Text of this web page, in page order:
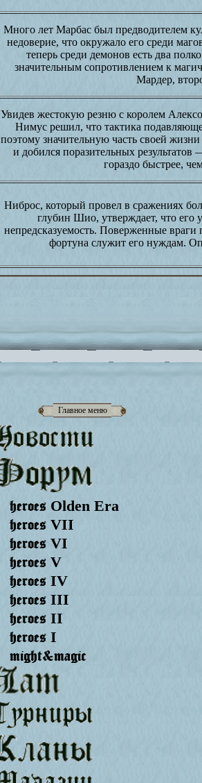
Главное меню
heroes Olden Era
heroes VII
heroes VI
heroes V
heroes IV
heroes III
heroes II
heroes I
might&magic
Много лет Марбас был предводителем
недоверие, что окружало его среди
теперь среди демонов есть два
значительным сопротивлением к
Мардер,
Увидев жестокую резню с королем
Нимус решил, что тактика
поэтому значительную часть своей
и добился поразительных
гораздо быстрее,
Ниброс, который провел в сражениях
глубин Шио, утверждает, что его
непредсказуемость. Поверженные враги
фортуна служит его нуждам.